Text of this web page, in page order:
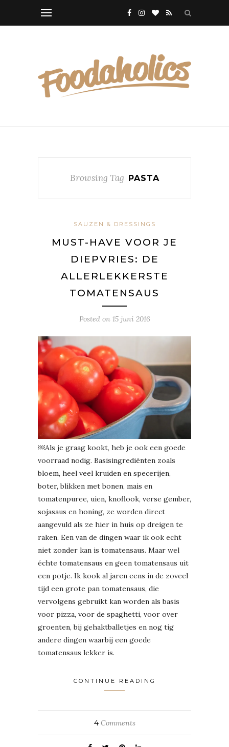
Browsing Tag PASTA
SAUZEN & DRESSINGS
MUST-HAVE VOOR JE
DIEPVRIES: DE
ALLERLEKKERSTE
TOMATENSAUS
Posted on 15 juni 2016
￼Als je graag kookt, heb je ook een goede
voorraad nodig. Basisingrediënten zoals
bloem, heel veel kruiden en specerijen,
boter, blikken met bonen, mais en
tomatenpuree, uien, knoflook, verse gember,
sojasaus en honing, ze worden direct
aangevuld als ze hier in huis op dreigen te
raken. Een van de dingen waar ik ook echt
niet zonder kan is tomatensaus. Maar wel
échte tomatensaus en geen tomatensaus uit
een potje. Ik kook al jaren eens in de zoveel
tijd een grote pan tomatensaus, die
vervolgens gebruikt kan worden als basis
voor pizza, voor de spaghetti, voor over
groenten, bij gehaktballetjes en nog tig
andere dingen waarbij een goede
tomatensaus lekker is.
CONTINUE READING
4Comments